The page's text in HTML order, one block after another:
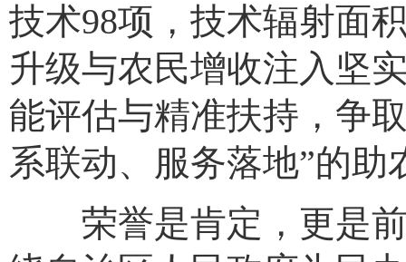
技术98项，技术辐射面
升级与农民增收注入坚
能评估与精准扶持，争
系联动、服务落地”的助
荣誉是肯定，更是前